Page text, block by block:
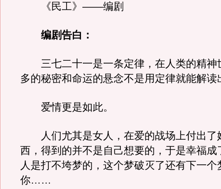
《民工》——编剧
编剧告白：
三七二十一是一条定律，在人类的精神
多的秘密和命运的悬念不是用定律就能解读
爱情更是如此。
人们尤其是女人，在爱的战场上付出了
西，得到的并不是自己想要的，于是幸福成
人是打不垮梦的，这个梦破灭了还有下一个
你……